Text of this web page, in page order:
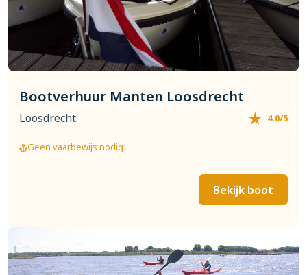
Bootverhuur Manten Loosdrecht
Loosdrecht 4.0/5
Geen vaarbewijs nodig
Bekijk boot